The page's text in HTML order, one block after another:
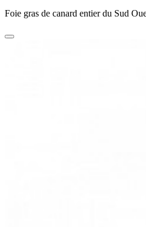
Foie gras de canard entier du Sud